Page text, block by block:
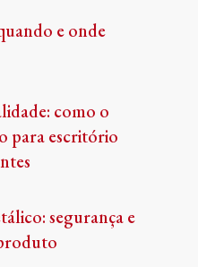
e onde
como o
para escritório
segurança e